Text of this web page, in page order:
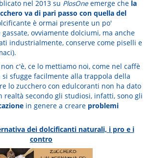
nel 2013 su PlosOne emerge che la
va di pari passo con quella del
è ormai presente un po'
ovviamente dolciumi, ma anche
industrialmente, conserve come piselli e
c'è, ce lo mettiamo noi, come nel caffè
sfugge facilmente alla trappola della
lo zucchero con edulcoranti non ha dato
realtà secondo gli studiosi, infatti, sono gli
in genere a creare problemi
dei dolcificanti naturali, i pro e i
contro